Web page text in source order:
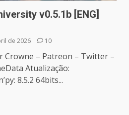
v0.5.1b [ENG]
de 2026 10
Crowne – Patreon – Twitter –
Atualização:
8.5.2 64bits...